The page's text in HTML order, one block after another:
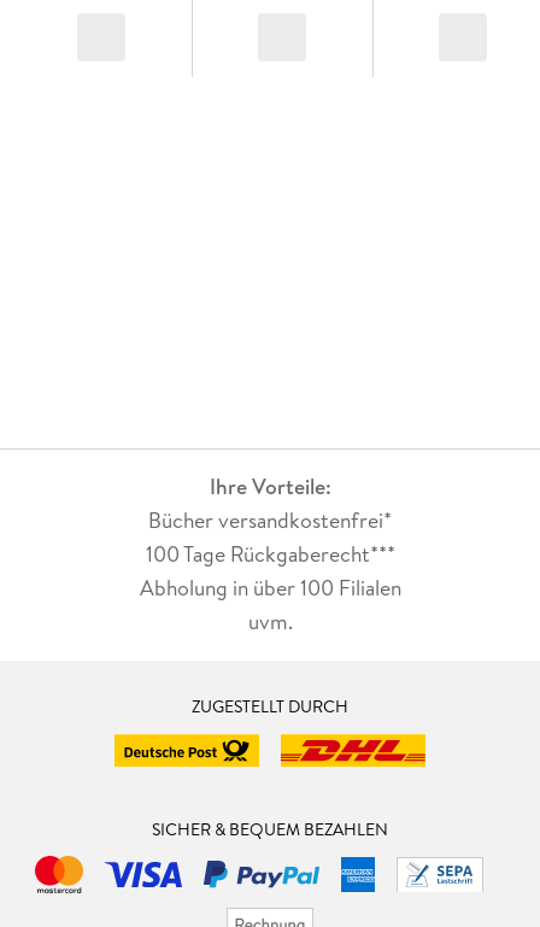
Ihre Vorteile:
Bücher versandkostenfrei*
100 Tage Rückgaberecht***
Abholung in über 100 Filialen
uvm.
ZUGESTELLT DURCH
SICHER & BEQUEM BEZAHLEN